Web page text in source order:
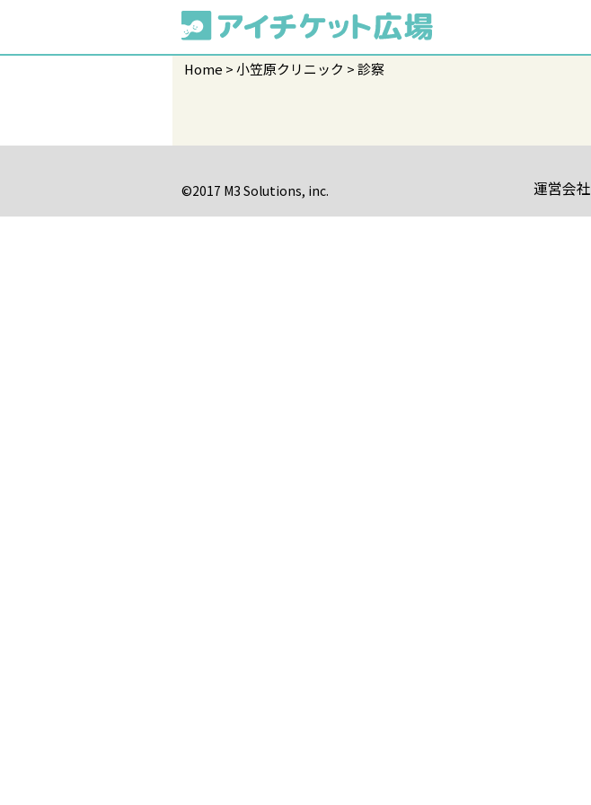
Home 小笠原クリニック 診察
運営会社
©2017 M3 Solutions, inc.